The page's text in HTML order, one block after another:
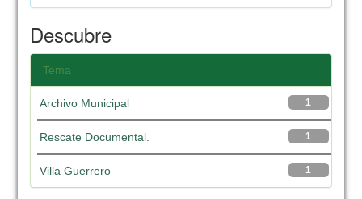
Descubre
Tema
1
Archivo Municipal
1
Rescate Documental.
1
Villa Guerrero